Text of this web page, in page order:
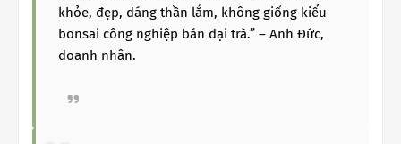
khỏe, đẹp, dáng thần lắm, không giống kiểu
bonsai công nghiệp bán đại trà.” – Anh Đức,
doanh nhân.